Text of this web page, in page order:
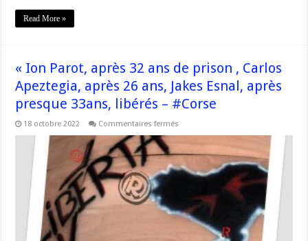
Read More »
« Ion Parot, après 32 ans de prison , Carlos
Apeztegia, après 26 ans, Jakes Esnal, après
presque 33ans, libérés – #Corse
18 octobre 2022 Commentaires fermés
après
32
ans
de
Carlos
Apeztegia,
après